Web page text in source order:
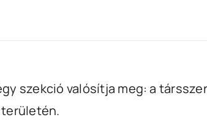
szekció valósítja meg: a